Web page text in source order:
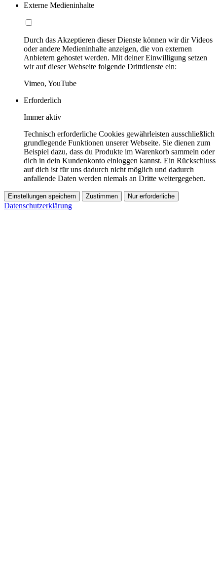
Externe Medieninhalte
Durch das Akzeptieren dieser Dienste können wir dir Videos
oder andere Medieninhalte anzeigen, die von externen
Anbietern gehostet werden. Mit deiner Einwilligung setzen
wir auf dieser Webseite folgende Drittdienste ein:
Vimeo, YouTube
Erforderlich
Immer aktiv
Technisch erforderliche Cookies gewährleisten ausschließlich
grundlegende Funktionen unserer Webseite. Sie dienen zum
Beispiel dazu, dass du Produkte im Warenkorb sammeln oder
dich in dein Kundenkonto einloggen kannst. Ein Rückschluss
auf dich ist für uns dadurch nicht möglich und dadurch
anfallende Daten werden niemals an Dritte weitergegeben.
Einstellungen speichern Zustimmen Nur erforderliche
Datenschutzerklärung